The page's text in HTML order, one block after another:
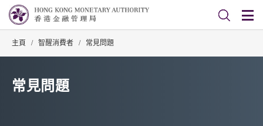
主頁 / 智醒消費者 / 常見問題
常見問題